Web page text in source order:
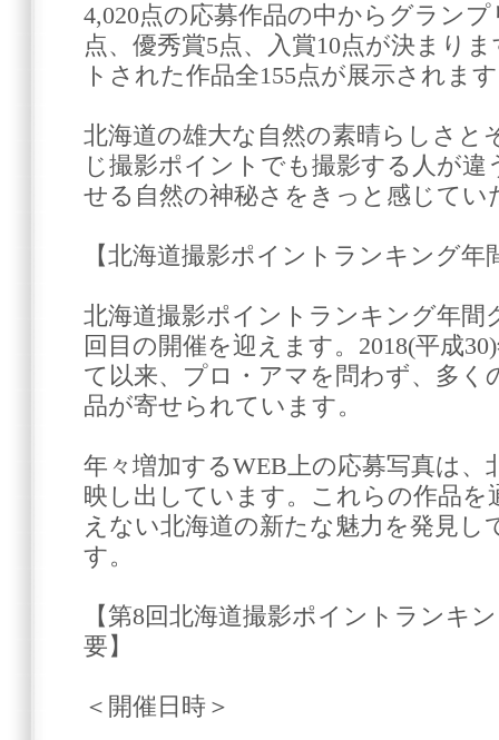
4,020点の応募作品の中からグラン
点、優秀賞5点、入賞10点が決まり
トされた作品全155点が展示されま
北海道の雄大な自然の素晴らしさと
じ撮影ポイントでも撮影する人が
せる自然の神秘さをきっと感じて
【北海道撮影ポイントランキング
北海道撮影ポイントランキング年間
回目の開催を迎えます。2018(平成
て以来、プロ・アマを問わず、多く
品が寄せられています。
年々増加するWEB上の応募写真は、
映し出しています。これらの作品を
えない北海道の新たな魅力を発見
す。
【第8回北海道撮影ポイントランキ
要】
＜開催日時＞